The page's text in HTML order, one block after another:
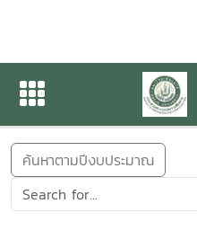
ข่าวสารกิจกรรม
ข่าวสารกิจกรรม
ค้นหาตามปีงบประมาณ